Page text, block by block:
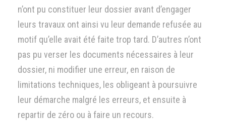
n’ont pu constituer leur dossier avant d’engager
leurs travaux ont ainsi vu leur demande refusée au
motif qu’elle avait été faite trop tard. D’autres n’ont
pas pu verser les documents nécessaires à leur
dossier, ni modifier une erreur, en raison de
limitations techniques, les obligeant à poursuivre
leur démarche malgré les erreurs, et ensuite à
repartir de zéro ou à faire un recours.